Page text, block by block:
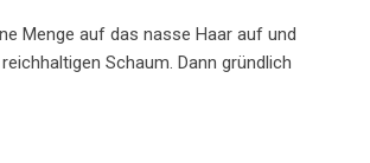
Menge auf das nasse Haar auf und
Schaum. Dann gründlich